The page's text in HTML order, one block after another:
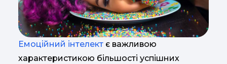
Емоційний інтелект є важливою
характеристикою більшості успішних